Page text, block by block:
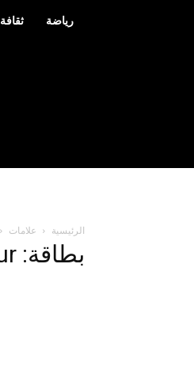
ثقافة رياضة
الرئيسية علامات
بطاقة: Emna Bouattour